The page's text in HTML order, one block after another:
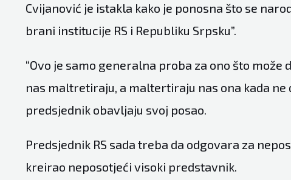
Cvijanović je istakla kako je ponosna što se
brani institucije RS i Republiku Srpsku”.
“Ovo je samo generalna proba za ono što može
nas maltretiraju, a maltertiraju nas ona kada ne
predsjednik obavljaju svoj posao.
Predsjednik RS sada treba da odgovara za
kreirao neposotjeći visoki predstavnik.